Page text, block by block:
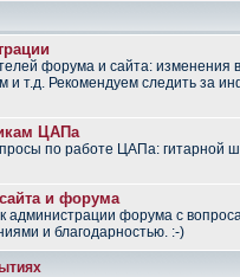
форума и сайта: изменения
и т.д. Рекомендуем следить за
ЦАПа
по работе ЦАПа: гитарной
и форума
администрации форума с
и благодарностью. :-)